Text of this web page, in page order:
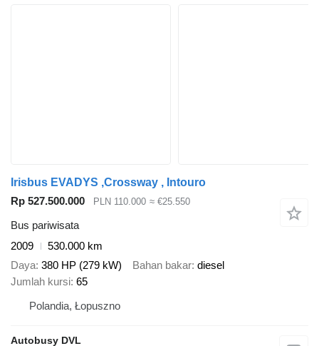
Irisbus EVADYS ,Crossway , Intouro
Rp 527.500.000
PLN 110.000 ≈ €25.550
Bus pariwisata
2009
530.000 km
Daya 380 HP (279 kW) Bahan bakar diesel
Jumlah kursi 65
Polandia, Łopuszno
Autobusy DVL